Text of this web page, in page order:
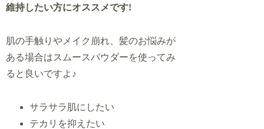
維持したい方にオススメです!
肌の手触りやメイク崩れ、髪のお悩みが
ある場合はスムースパウダーを使ってみ
ると良いですよ♪
サラサラ肌にしたい
テカリを抑えたい